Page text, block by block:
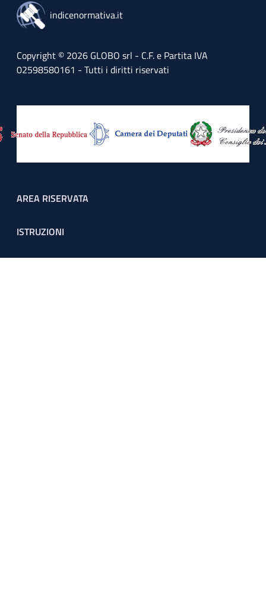
indicenormativa.it
Copyright © 2026 GLOBO srl - C.F. e Partita IVA
02598580161 - Tutti i diritti riservati
Footer menu
AREA RISERVATA
ISTRUZIONI